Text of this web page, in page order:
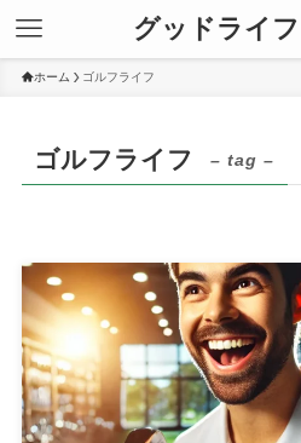
グッドライ
ホーム ゴルフライフ
ゴルフライフ – tag –